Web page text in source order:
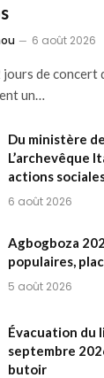
6 août 2026
jours de concert
un…
Du ministère
L’archevêque
actions
6 août 2026
Agbogboza
populaires,
5 août 2026
Évacuation du
septembre
butoir